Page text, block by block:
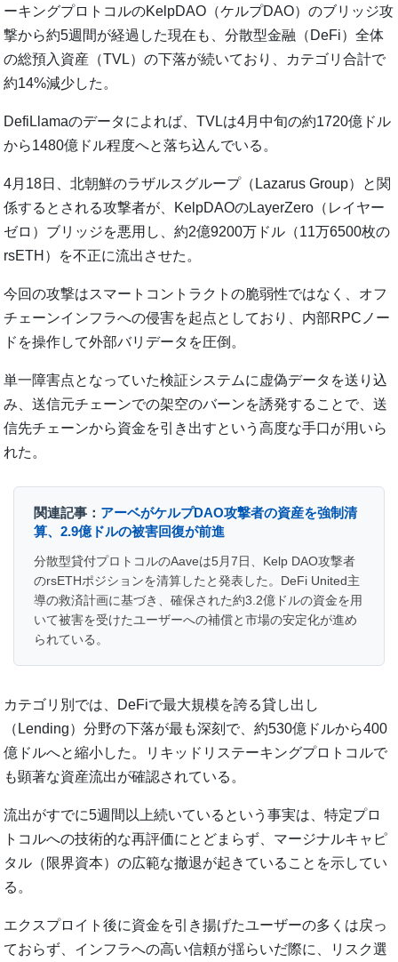
ーキングプロトコルのKelpDAO（ケルプDAO）のブリッジ攻
撃から約5週間が経過した現在も、分散型金融（DeFi）全体
の総預入資産（TVL）の下落が続いており、カテゴリ合計で
約14%減少した。
DefiLlamaのデータによれば、TVLは4月中旬の約1720億ドル
から1480億ドル程度へと落ち込んでいる。
4月18日、北朝鮮のラザルスグループ（Lazarus Group）と関
係するとされる攻撃者が、KelpDAOのLayerZero（レイヤー
ゼロ）ブリッジを悪用し、約2億9200万ドル（11万6500枚の
rsETH）を不正に流出させた。
今回の攻撃はスマートコントラクトの脆弱性ではなく、オフ
チェーンインフラへの侵害を起点としており、内部RPCノー
ドを操作して外部バリデータを圧倒。
単一障害点となっていた検証システムに虚偽データを送り込
み、送信元チェーンでの架空のバーンを誘発することで、送
信先チェーンから資金を引き出すという高度な手口が用いら
れた。
関連記事： アーベがケルプDAO攻撃者の資産を強制清
算、2.9億ドルの被害回復が前進
分散型貸付プロトコルのAaveは5月7日、Kelp DAO攻撃者
のrsETHポジションを清算したと発表した。DeFi United主
導の救済計画に基づき、確保された約3.2億ドルの資金を用
いて被害を受けたユーザーへの補償と市場の安定化が進め
られている。
カテゴリ別では、DeFiで最大規模を誇る貸し出し
（Lending）分野の下落が最も深刻で、約530億ドルから400
億ドルへと縮小した。リキッドリステーキングプロトコルで
も顕著な資産流出が確認されている。
流出がすでに5週間以上続いているという事実は、特定プロ
トコルへの技術的な再評価にとどまらず、マージナルキャピ
タル（限界資本）の広範な撤退が起きていることを示してい
る。
エクスプロイト後に資金を引き揚げたユーザーの多くは戻っ
ておらず、インフラへの高い信頼が揺らいだ際に、リスク選